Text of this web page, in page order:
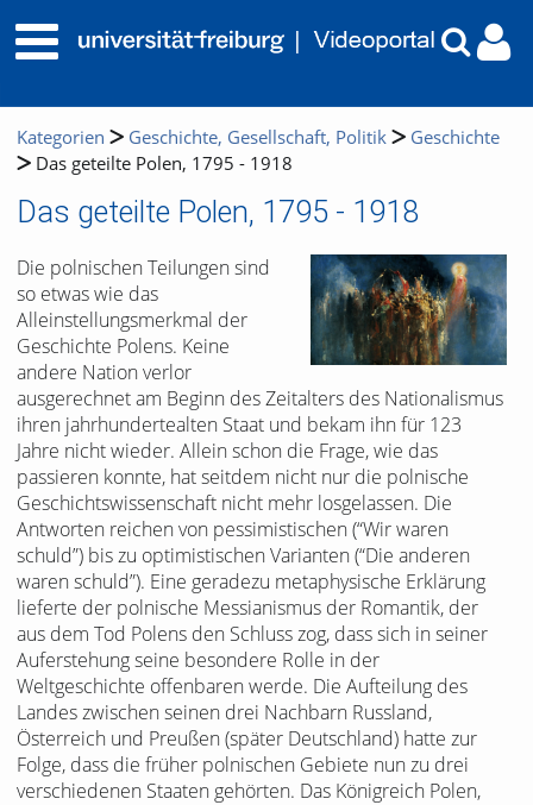
Kategorien Geschichte, Gesellschaft, Politik
Geschichte
Das geteilte Polen, 1795 - 1918
Das geteilte Polen, 1795 - 1918
Die polnischen Teilungen sind
so etwas wie das
Alleinstellungsmerkmal der
Geschichte Polens. Keine
andere Nation verlor
ausgerechnet am Beginn des Zeitalters des Nationalismus
ihren jahrhundertealten Staat und bekam ihn für 123
Jahre nicht wieder. Allein schon die Frage, wie das
passieren konnte, hat seitdem nicht nur die polnische
Geschichtswissenschaft nicht mehr losgelassen. Die
Antworten reichen von pessimistischen (“Wir waren
schuld”) bis zu optimistischen Varianten (“Die anderen
waren schuld”). Eine geradezu metaphysische Erklärung
lieferte der polnische Messianismus der Romantik, der
aus dem Tod Polens den Schluss zog, dass sich in seiner
Auferstehung seine besondere Rolle in der
Weltgeschichte offenbaren werde. Die Aufteilung des
Landes zwischen seinen drei Nachbarn Russland,
Österreich und Preußen (später Deutschland) hatte zur
Folge, dass die früher polnischen Gebiete nun zu drei
verschiedenen Staaten gehörten. Das Königreich Polen,